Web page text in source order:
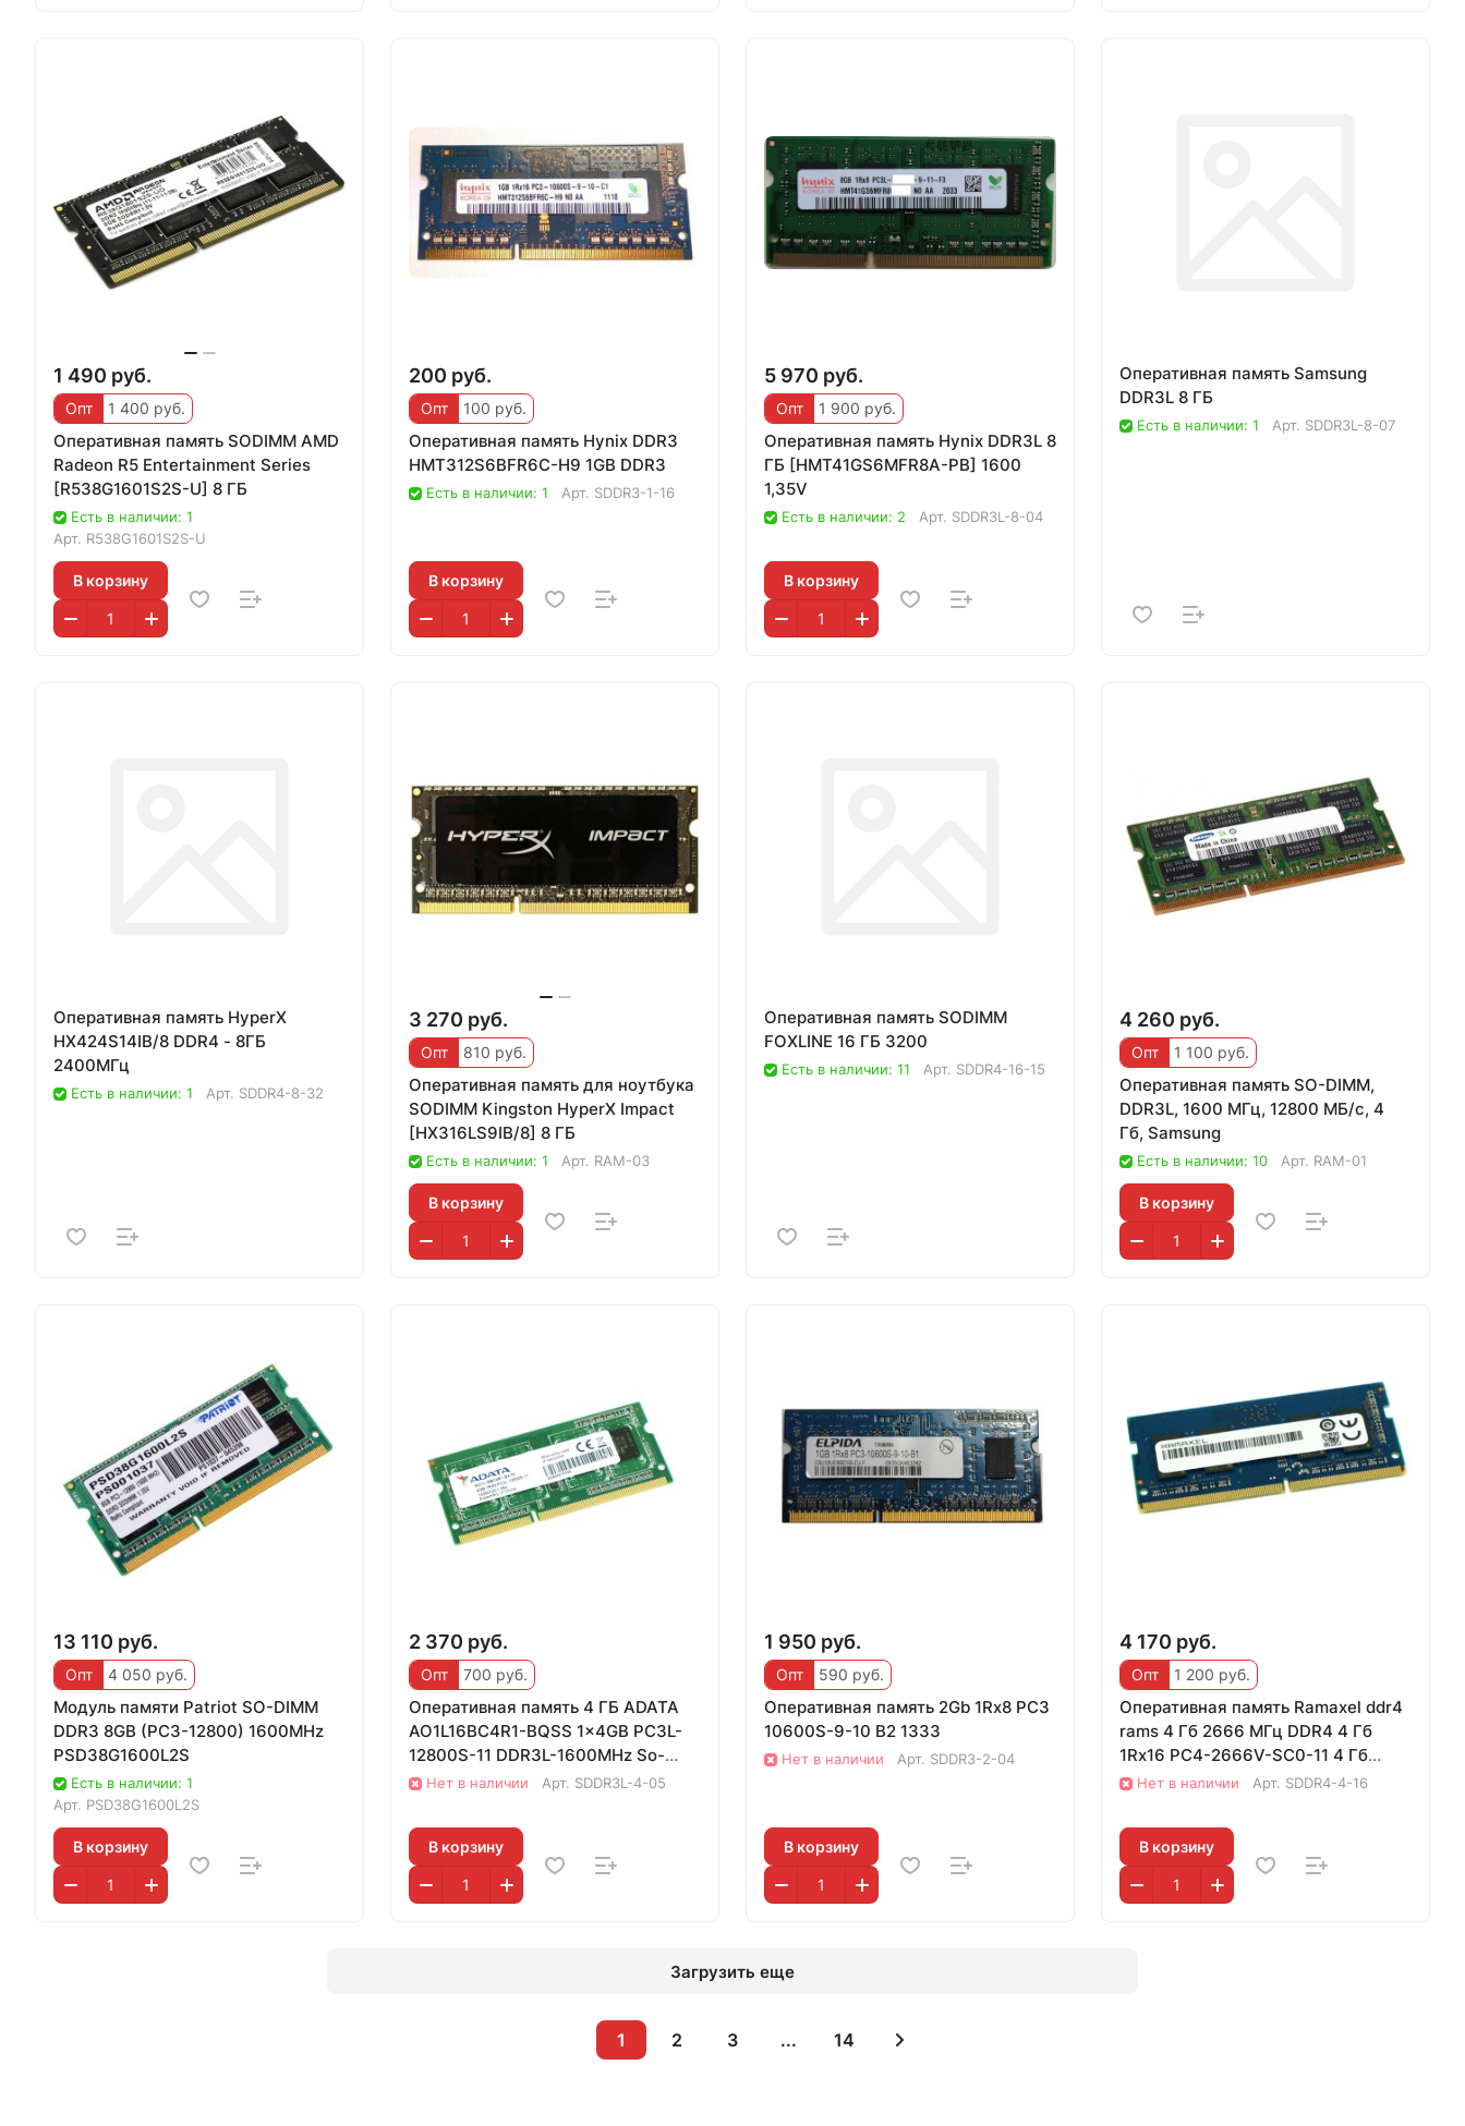
1 490 руб.
Опт 1 400 руб.
Оперативная память SODIMM AMD
Radeon R5 Entertainment Series
[R538G1601S2S-U] 8 ГБ
Есть в наличии: 1
Арт. R538G1601S2S-U
В корзину
200 руб.
Опт 100 руб.
Оперативная память Hynix DDR3
HMT312S6BFR6C-H9 1GB DDR3
Есть в наличии: 1 Арт. SDDR3-1-16
В корзину
5 970 руб.
Опт 1 900 руб.
Оперативная память Hynix DDR3L 8
ГБ [HMT41GS6MFR8A-PB] 1600
1,35V
Есть в наличии: 2 Арт. SDDR3L-8-04
В корзину
Оперативная память Samsung
DDR3L 8 ГБ
Есть в наличии: 1 Арт. SDDR3L-8-07
Оперативная память HyperX
HX424S14IB/8 DDR4 - 8ГБ
2400МГц
Есть в наличии: 1 Арт. SDDR4-8-32
3 270 руб.
Опт 810 руб.
Оперативная память для ноутбука
SODIMM Kingston HyperX Impact
[HX316LS9IB/8] 8 ГБ
Есть в наличии: 1 Арт. RAM-03
В корзину
Оперативная память SODIMM
FOXLINE 16 ГБ 3200
Есть в наличии: 11 Арт. SDDR4-16-15
4 260 руб.
Опт 1 100 руб.
Оперативная память SO-DIMM,
DDR3L, 1600 МГц, 12800 МБ/с, 4
Гб, Samsung
Есть в наличии: 10 Арт. RAM-01
В корзину
13 110 руб.
Опт 4 050 руб.
Модуль памяти Patriot SO-DIMM
DDR3 8GB (PC3-12800) 1600MHz
PSD38G1600L2S
Есть в наличии: 1
Арт. PSD38G1600L2S
В корзину
2 370 руб.
Опт 700 руб.
Оперативная память 4 ГБ ADATA
AO1L16BC4R1-BQSS 1x4GB PC3L-
12800S-11 DDR3L-1600MHz So-
Dimm
Нет в наличии Арт. SDDR3L-4-05
В корзину
1 950 руб.
Опт 590 руб.
Оперативная память 2Gb 1Rx8 PC3
10600S-9-10 B2 1333
Нет в наличии Арт. SDDR3-2-04
В корзину
4 170 руб.
Опт 1 200 руб.
Оперативная память Ramaxel ddr4
rams 4 Гб 2666 МГц DDR4 4 Гб
1Rx16 PC4-2666V-SC0-11 4 Гб
2666 DDR4
Нет в наличии Арт. SDDR4-4-16
В корзину
Загрузить еще
1 2 3 ... 14